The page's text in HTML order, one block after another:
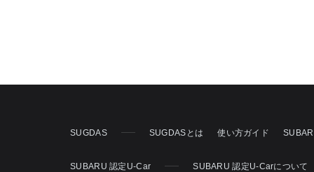
SUGDAS SUGDASとは 使い方ガイド
SUBARU 認定U-Car SUBARU 認定U-Carについて